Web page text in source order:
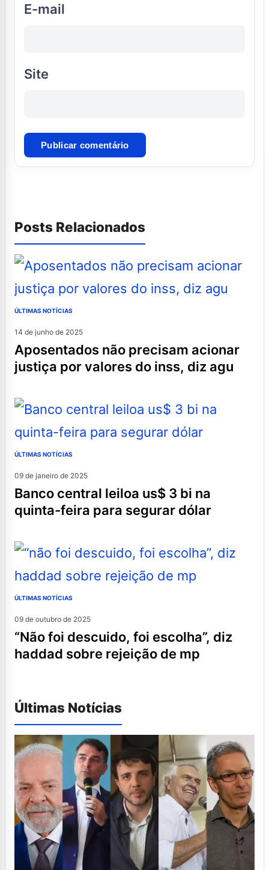
E-mail
Site
Posts Relacionados
ÚLTIMAS NOTÍCIAS
14 de junho de 2025
aposentados não precisam acionar
justiça por valores do inss, diz agu
ÚLTIMAS NOTÍCIAS
09 de janeiro de 2025
banco central leiloa us$ 3 bi na
quinta-feira para segurar dólar
ÚLTIMAS NOTÍCIAS
09 de outubro de 2025
“não foi descuido, foi escolha”, diz
haddad sobre rejeição de mp
Últimas Notícias